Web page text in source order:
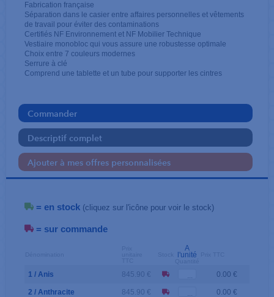
Fabrication française
Séparation dans le casier entre affaires personnelles et vêtements
de travail pour éviter des contaminations
Certifiés NF Environnement et NF Mobilier Technique
Vestiaire monobloc qui vous assure une robustesse optimale
Choix entre 7 couleurs modernes
Serrure à clé
Comprend une tablette et un tube pour supporter les cintres
Commander
Descriptif complet
Ajouter à mes offres personnalisées
= en stock (cliquez sur l'icône pour voir le stock)
= sur commande
A
l'unité
1 / Anis 845.90 € 0.00 €
2 / Anthracite 845.90 € 0.00 €